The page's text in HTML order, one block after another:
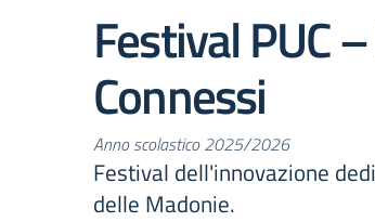
Festival PUC
Connessi
Anno scolastico 2025/2026
Festival dell'innovazione
delle Madonie.